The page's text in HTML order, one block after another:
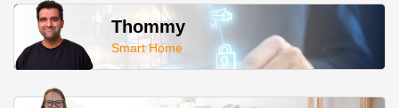
Thommy
Smart Home